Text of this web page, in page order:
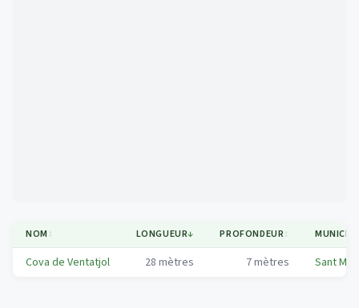
NOM ↕ LONGUEUR↓ PROFONDEUR↕
Cova de Ventatjol 28 mètres 7mètres Sant